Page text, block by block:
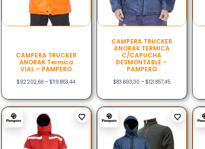
CAMPERA TRUCKER
ANORAK Termica
VIAL – PAMPERO
$92.202,66 – $119.863,44
CAMPERA TRUCKER
ANORAK TERMICA
C/CAPUCHA
DESMONTABLE –
PAMPERO
$83.693,30 – $121.857,45